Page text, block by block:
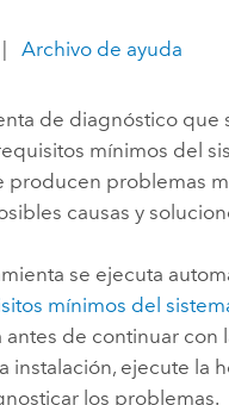
Archivo de ayuda
de diagnóstico que
mínimos del
producen problemas
causas y
se ejecuta
mínimos del
de continuar con
ejecute la
los problemas.